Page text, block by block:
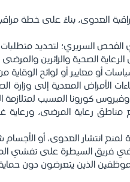
العدوى، بناءً على خطة
السريري؛ لتحديد
الصحية والزائرين
أو معايير أو لوائح
الأمراض المعدية إلى
المسبب لمتلازمة الشرق الأوسط
رعاية المرضى، ورعاية
لمنع انتشار العدوى، أو
في فريق السيطرة على تفشي
للموظفين الذين يتعرضون دون